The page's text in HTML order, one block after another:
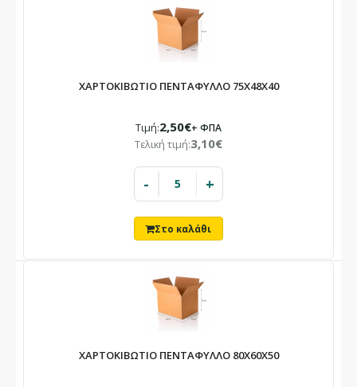
ΧΑΡΤΟΚΙΒΩΤΙΟ ΠΕΝΤΑΦΥΛΛΟ 75X48X40
Τιμή:2,50€+ ΦΠΑ
Τελική τιμή:3,10€
- +
ΧΑΡΤΟΚΙΒΩΤΙΟ ΠΕΝΤΑΦΥΛΛΟ 80X60X50